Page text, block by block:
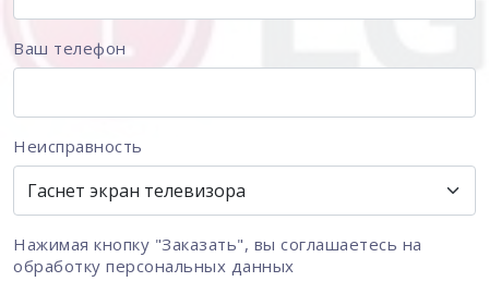
Ваш телефон
Неисправность
Нажимая кнопку "Заказать", вы соглашаетесь на
обработку персональных данных